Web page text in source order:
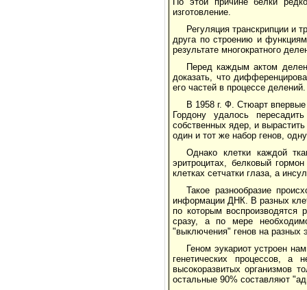
изготовление.
Регуляция транскрипции и
друга по строению и
результате многократного
Перед каждым актом
доказать, что
его частей в процессе делений.
В 1958 г. Ф. Стюарт
Гордону удалось
собственных ядер, и
один и тот же набор генов,
Однако клетки каждой
эритроцитах, белковый
клетках сетчатки глаза, а
Такое разнообразие
информации ДНК. В разных
по которым воспроизводятся
сразу, а по мере
"выключения" генов на разных
Геном эукариот устроен
генетических процессов, а
высокоразвитых организмов
остальные 90% составляют